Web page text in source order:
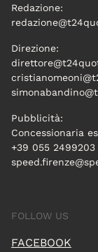
Redazione:
Direzione:
Pubblicità:
Concessionaria
+39 055 2499203
FOLLOW US
FACEBOOK